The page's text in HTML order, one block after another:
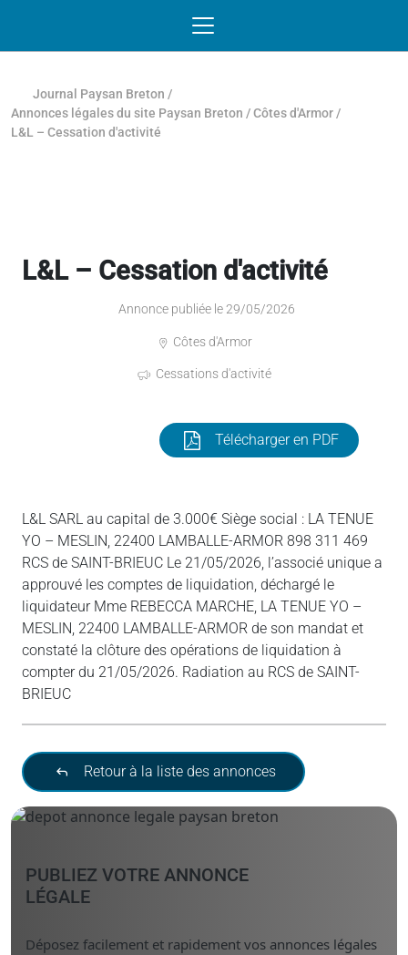
Journal Paysan Breton /
Annonces légales du site Paysan Breton /Côtes d'Armor /
L&L – Cessation d'activité
L&L – Cessation d'activité
Annonce publiée le 29/05/2026
Côtes d'Armor
Cessations d'activité
Télécharger en PDF
L&L SARL au capital de 3.000€ Siège social : LA TENUE
YO – MESLIN, 22400 LAMBALLE-ARMOR 898 311 469
RCS de SAINT-BRIEUC Le 21/05/2026, l’associé unique a
approuvé les comptes de liquidation, déchargé le
liquidateur Mme REBECCA MARCHE, LA TENUE YO –
MESLIN, 22400 LAMBALLE-ARMOR de son mandat et
constaté la clôture des opérations de liquidation à
compter du 21/05/2026. Radiation au RCS de SAINT-
BRIEUC
Retour à la liste des annonces
PUBLIEZ VOTRE ANNONCE
LÉGALE
Déposez facilement et rapidement vos annonces légales